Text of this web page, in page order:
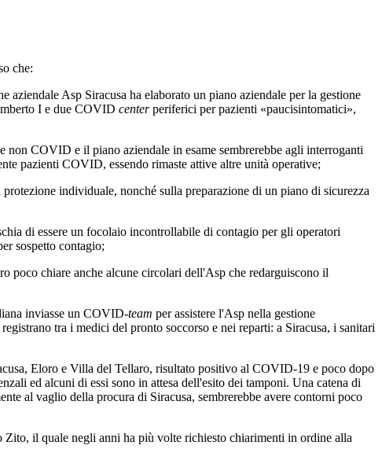
che:
Asp Siracusa ha elaborato un piano aziendale per la gestione
I e due COVID centerperiferici per pazienti «paucisintomatici»,
COVID e il piano aziendale in esame sembrerebbe agli interroganti
pazienti COVID, essendo rimaste attive altre unità operative;
individuale, nonché sulla preparazione di un piano di sicurezza
di essere un focolaio incontrollabile di contagio per gli operatori
sospetto contagio;
chiare anche alcune circolari dell'Asp che redarguiscono il
inviasse un COVID-team per assistere l'Asp nella gestione
tra i medici del pronto soccorso e nei reparti: a Siracusa, i sanitari
Eloro e Villa del Tellaro, risultato positivo al COVID-19 e poco dopo
ed alcuni di essi sono in attesa dell'esito dei tamponi. Una catena di
al vaglio della procura di Siracusa, sembrerebbe avere contorni poco
il quale negli anni ha più volte richiesto chiarimenti in ordine alla